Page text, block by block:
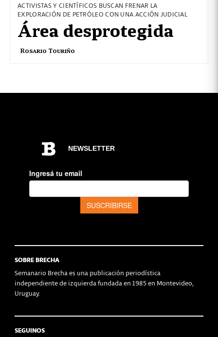
ACTIVISTAS Y CIENTÍFICOS BUSCAN FRENAR LA
EXPLORACIÓN DE PETRÓLEO CON UNA ACCIÓN JUDICIAL
Área desprotegida
Rosario Touriño
SOBRE BRECHA
Semanario Brecha es una publicación periodística
independiente de izquierda fundada en 1985 en Montevideo,
Uruguay.
SEGUINOS